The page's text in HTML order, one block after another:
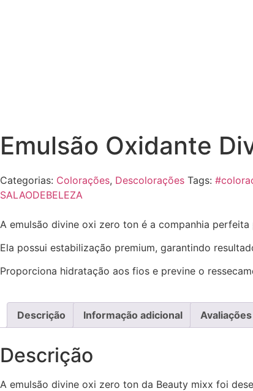
Emulsão Oxidante
Categorias: Colorações, Descolorações Tags:
SALAODEBELEZA
A emulsão divine oxi zero ton é a companhia
Ela possui estabilização premium, garantindo
Proporciona hidratação aos fios e previne o
Descrição Informação adicional
Descrição
A emulsão divine oxi zero ton da Beauty mixx foi